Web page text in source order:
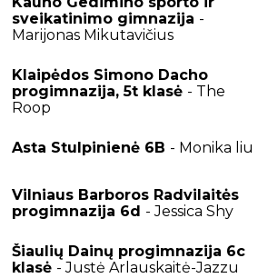
sveikatinimo gimnazija -
Marijonas Mikutavičius
Klaipėdos Simono Dacho
progimnazija, 5t klasė - The
Roop
Asta Stulpinienė 6B - Monika liu
Vilniaus Barboros Radvilaitės
progimnazija 6d - Jessica Shy
Šiaulių Dainų progimnazija 6c
klasė - Justė Arlauskaitė-Jazzu